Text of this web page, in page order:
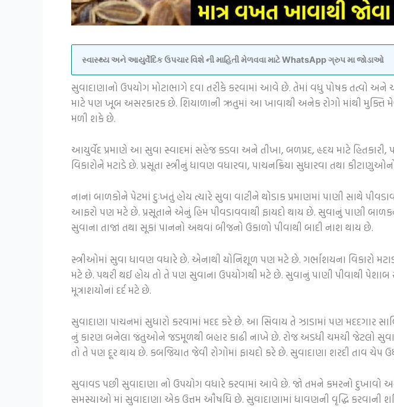
સ્વાસ્થ્ય અને આયુર્વેદિક ઉપચાર વિશે ની માહિતી મેળવવા માટે WhatsApp ગ્રુપ મા જોડાઓ
સુવાદાણાનો ઉપયોગ મોટાભાગે દવા તરીકે કરવામાં આવે છે. તેમાં વધુ પોષક તત્વો
માટે પણ ખૂબ અસરકારક છે. શિયાળાની ઋતુમાં આ ખાવાથી અનેક રોગો માંથી મુક્તિ
મળી શકે છે.
આયુર્વેદ પ્રમાણે આ સુવા સ્વાદમાં સહેજ કડવા અને તીખા, બળપ્રદ, હૃદય માટે
વિકારોને મટાડે છે. પ્રસૂતા સ્ત્રીનું ધાવણ વધારવા, પાચનક્રિયા સુધારવા તથા
નાનાં બાળકોને પેટમાં દુઃખતું હોય ત્યારે સુવા વાટીને થોડાક પ્રમાણમાં પાણી સાથે
આફરો પણ મટે છે. પ્રસૂતાને એનું હિમ પીવડાવવાથી ફાયદો થાય છે. સુવાનું પાણી
સુવાના તાજાં તથા સૂકાં પાનનો અથવાં બીજનો ઉકાળો પીવાથી બાદી નાશ થાય છે.
સ્ત્રીઓમાં સુવા ધાવણ વધારે છે. એનાથી યોનિશૂળ પણ મટે છે. ગર્ભાશયના વિકારો
મટે છે. પથરી થઈ હોય તો તે પણ સુવાના ઉપયોગથી મટે છે. સુવાનું પાણી પીવાથી
મૂત્રાશયોનાં દર્દ મટે છે.
સુવાદાણા પાચનમાં સુધારો કરવામાં મદદ કરે છે. આ સિવાય તે ઝાડામાં પણ મદદગાર
નું કારણ બનેલા જંતુઓને જડમૂળથી બહાર કાઢી નાખે છે. રોજ અડધી ચમચી જેટલો
તો તે પણ દૂર થાય છે. કબજિયાત જેવી રોગોમાં ફાયદો કરે છે. સુવાદાણા શરદી તાવ ચેપ
સુવાવડ પછી સુવાદાણા નો ઉપયોગ વધારે કરવામાં આવે છે. જો તમને કમરનો
સમસ્યાઓ માં સુવાદાણા એક ઉત્તમ ઔષધિ છે. સુવાદાણામાં ધાવણની વૃદ્ધિ કરવાની